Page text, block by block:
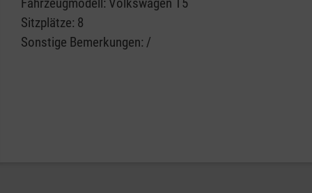
Sitzplätze: 8
Sonstige Bemerkungen: /